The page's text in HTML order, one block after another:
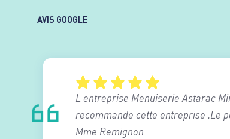
AVIS GOOGLE
L entreprise Menuiserie Astarac
recommande cette entreprise .Le
Mme Remignon